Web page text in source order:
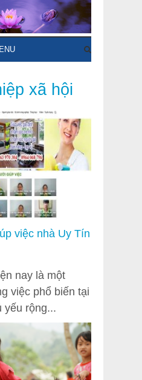
xã hội
việc nhà Uy Tín
nay là một
việc phổ biến tại
yếu rộng...